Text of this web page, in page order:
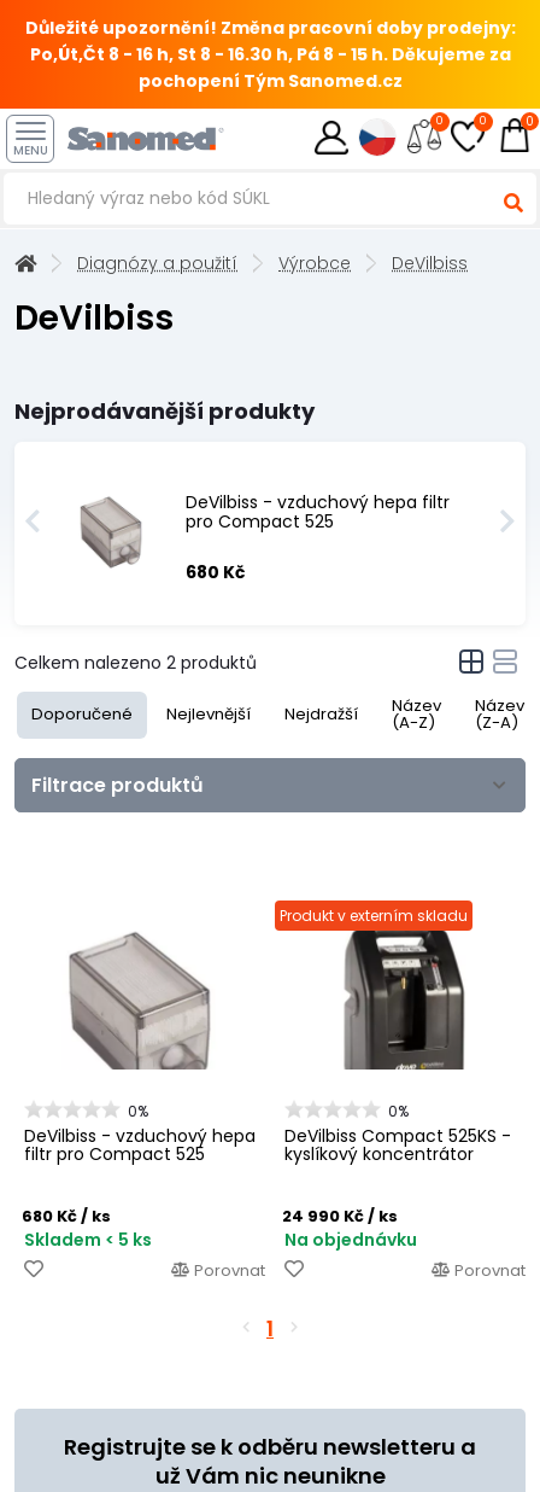
Důležité upozornění! Změna pracovní doby prodejny:
Po,Út,Čt 8 - 16 h, St 8 - 16.30 h, Pá 8 - 15 h. Děkujeme za
pochopení Tým Sanomed.cz
MENU
0 0 0
Diagnózy a použití Výrobce DeVilbiss
DeVilbiss
Nejprodávanější produkty
DeVilbiss - vzduchový hepa filtr
pro Compact 525
680 Kč
Celkem nalezeno 2 produktů
Doporučené Nejlevnější Nejdražší Název
(A-Z)
Název
(Z-A)
Filtrace produktů
0%
DeVilbiss - vzduchový hepa
filtr pro Compact 525
680 Kč/ ks
Skladem < 5 ks
Porovnat
Produkt v externím skladu
0%
DeVilbiss Compact 525KS -
kyslíkový koncentrátor
24 990 Kč/ ks
Na objednávku
Porovnat
1
Registrujte se k odběru newsletteru a
už Vám nic neunikne